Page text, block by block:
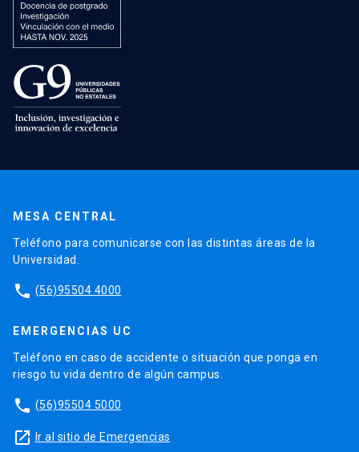
MESA CENTRAL
Teléfono para comunicarse con las distintas áreas de la
Universidad.
phone (56)95504 4000
EMERGENCIAS UC
Teléfono en caso de accidente o situación que ponga en
riesgo tu vida dentro de algún campus.
phone (56)95504 5000
launch Ir al sitio de Emergencias